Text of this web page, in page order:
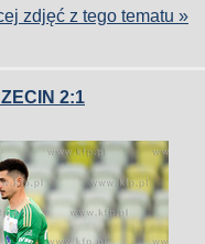
zdjęć z tego tematu »
2:1